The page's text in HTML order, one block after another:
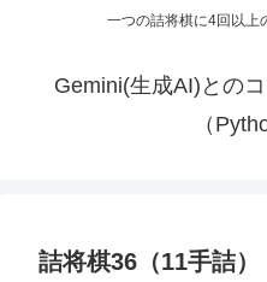
一つの詰将棋に4回以上
Gemini(生成AI)との
（
詰将棋36（11手詰）